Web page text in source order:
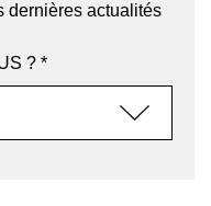
dernières actualités
? *